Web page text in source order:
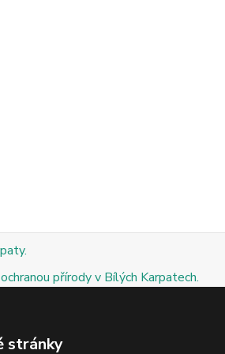
přírody v Bílých Karpatech.
stránky